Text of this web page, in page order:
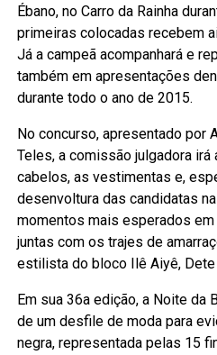
Ébano, no Carro da Rainha
primeiras colocadas recebem
Já a campeã acompanhará e
também em apresentações
durante todo o ano de 2015.
No concurso, apresentado por
Teles, a comissão julgadora
cabelos, as vestimentas e,
desenvoltura das candidatas
momentos mais esperados
juntas com os trajes de
estilista do bloco Ilê Aiyê, Dete
Em sua 36a edição, a Noite da
de um desfile de moda para
negra, representada pelas 15